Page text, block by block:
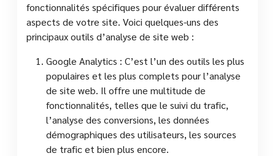
fonctionnalités spécifiques pour évaluer différents
aspects de votre site. Voici quelques-uns des
principaux outils d’analyse de site web :
Google Analytics : C’est l’un des outils les plus
populaires et les plus complets pour l’analyse
de site web. Il offre une multitude de
fonctionnalités, telles que le suivi du trafic,
l’analyse des conversions, les données
démographiques des utilisateurs, les sources
de trafic et bien plus encore.